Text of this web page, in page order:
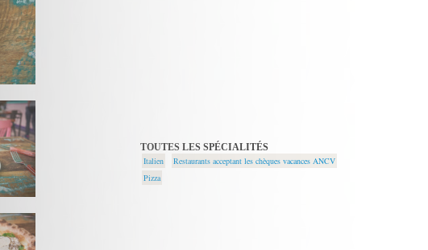
TOUTES LES SPÉCIALITÉS
Italien
Restaurants acceptant les chèques vacances ANCV
Pizza